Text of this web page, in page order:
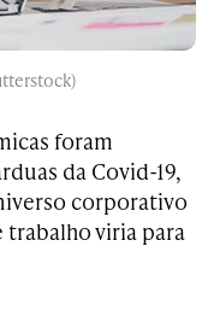
foram
da Covid-19,
corporativo
viria para